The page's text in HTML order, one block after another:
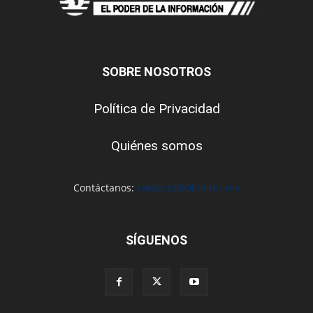
SOBRE NOSOTROS
Política de Privacidad
Quiénes somos
Contáctanos: contacto@0limites.mx
SÍGUENOS